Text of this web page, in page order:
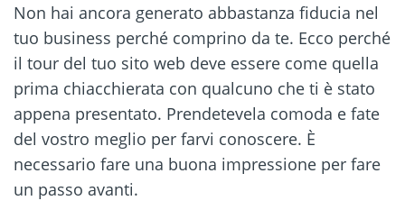
Non hai ancora generato abbastanza fiducia nel
tuo business perché comprino da te. Ecco perché
il tour del tuo sito web deve essere come quella
prima chiacchierata con qualcuno che ti è stato
appena presentato. Prendetevela comoda e fate
del vostro meglio per farvi conoscere. È
necessario fare una buona impressione per fare
un passo avanti.